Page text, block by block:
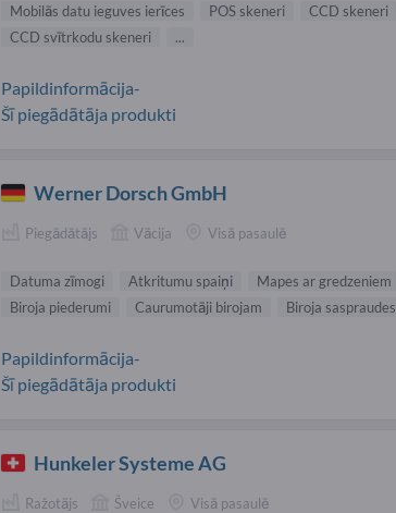
Mobilās datu ieguves ierīces
POS skeneri
CCD skeneri
CCD svītrkodu skeneri
...
Papildinformācija-
Šī piegādātāja produkti
Werner Dorsch GmbH
Piegādātājs Vācija Visā pasaulē
Datuma zīmogi Atkritumu spaiņi Mapes ar gredzeniem
Biroja piederumi
Caurumotāji birojam Biroja saspraudes
Papildinformācija-
Šī piegādātāja produkti
Hunkeler Systeme AG
Ražotājs Šveice Visā pasaulē